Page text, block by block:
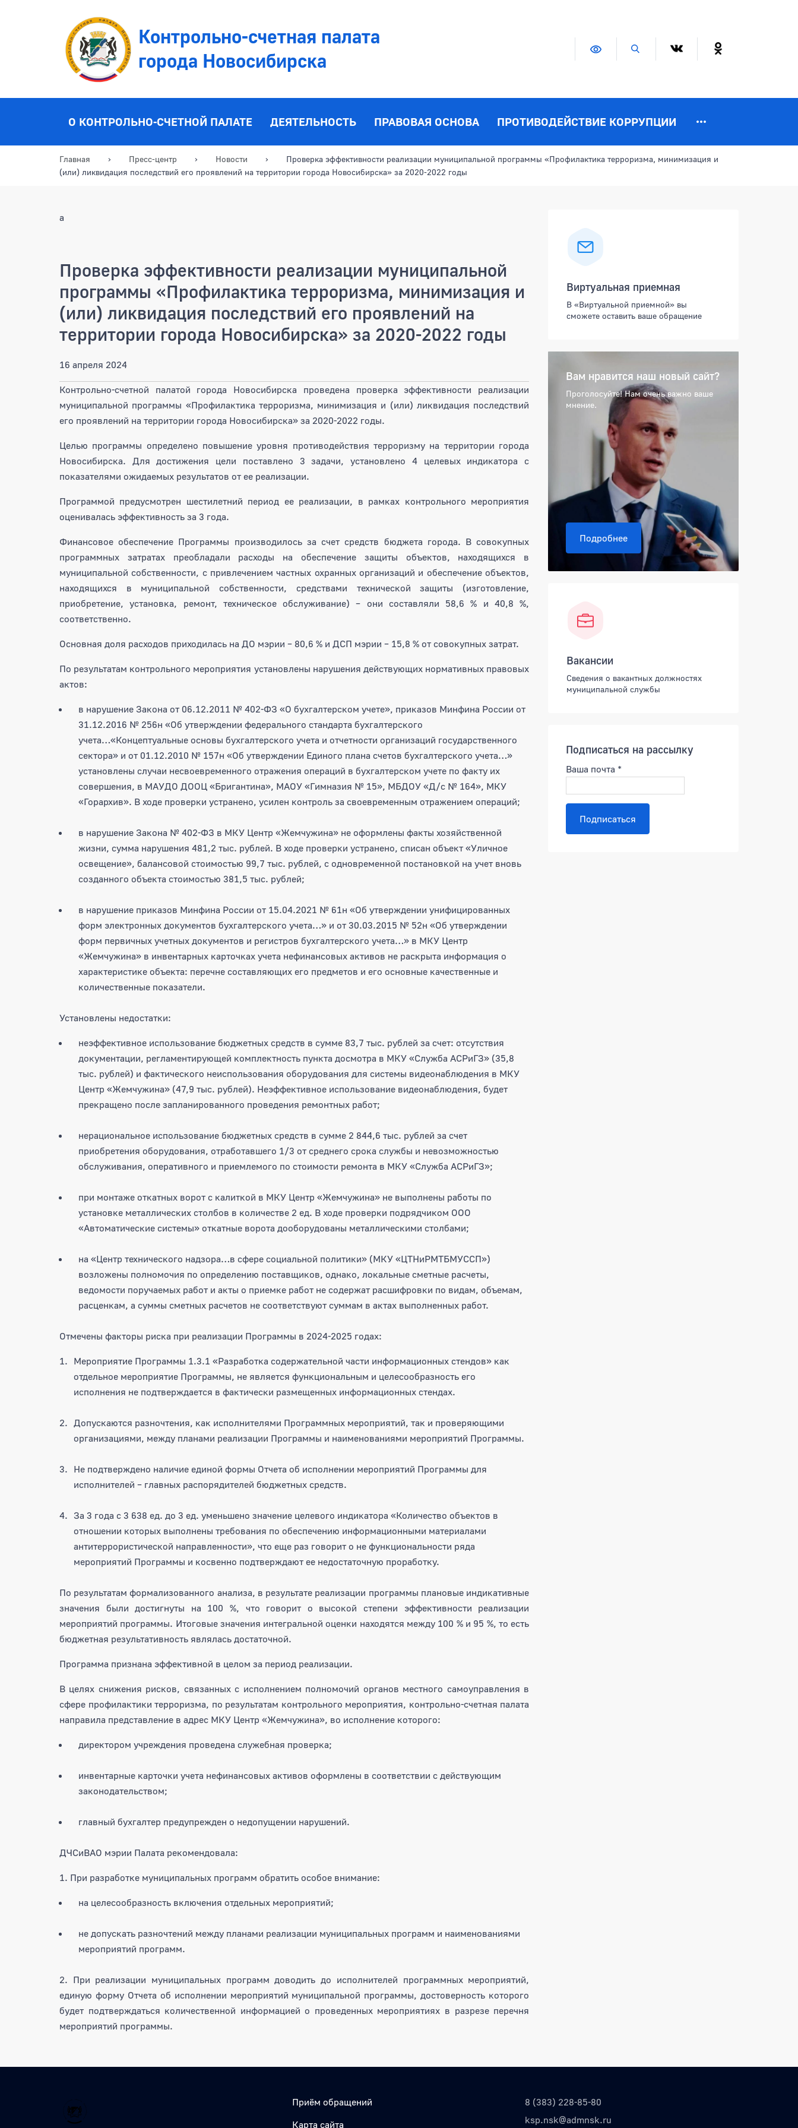
Контрольно-счетная палата
города Новосибирска
Версия для слабовидящих
Поиск по сайту
О КОНТРОЛЬНО-СЧЕТНОЙ ПАЛАТЕ ДЕЯТЕЛЬНОСТЬ ПРАВОВАЯ ОСНОВА ПРОТИВОДЕЙСТВИЕ КОРРУПЦИИ
Главная Пресс-центр Новости
Проверка эффективности реализации муниципальной программы «Профилактика терроризма, минимизация и
(или) ликвидация последствий его проявлений на территории города Новосибирска» за 2020-2022 годы
a
Проверка эффективности реализации муниципальной
программы «Профилактика терроризма, минимизация и
(или) ликвидация последствий его проявлений на
территории города Новосибирска» за 2020-2022 годы
16 апреля 2024
Контрольно-счетной палатой города Новосибирска проведена проверка эффективности реализации
муниципальной программы «Профилактика терроризма, минимизация и (или) ликвидация последствий
его проявлений на территории города Новосибирска» за 2020-2022 годы.
Целью программы определено повышение уровня противодействия терроризму на территории города
Новосибирска. Для достижения цели поставлено 3 задачи, установлено 4 целевых индикатора с
показателями ожидаемых результатов от ее реализации.
Программой предусмотрен шестилетний период ее реализации, в рамках контрольного мероприятия
оценивалась эффективность за 3 года.
Финансовое обеспечение Программы производилось за счет средств бюджета города. В совокупных
программных затратах преобладали расходы на обеспечение защиты объектов, находящихся в
муниципальной собственности, с привлечением частных охранных организаций и обеспечение объектов,
находящихся в муниципальной собственности, средствами технической защиты (изготовление,
приобретение, установка, ремонт, техническое обслуживание) – они составляли 58,6 % и 40,8 %,
соответственно.
Основная доля расходов приходилась на ДО мэрии – 80,6 % и ДСП мэрии – 15,8 % от совокупных затрат.
По результатам контрольного мероприятия установлены нарушения действующих нормативных правовых
актов:
в нарушение Закона от 06.12.2011 № 402-ФЗ «О бухгалтерском учете», приказов Минфина России от
31.12.2016 № 256н «Об утверждении федерального стандарта бухгалтерского
учета…«Концептуальные основы бухгалтерского учета и отчетности организаций государственного
сектора» и от 01.12.2010 № 157н «Об утверждении Единого плана счетов бухгалтерского учета…»
установлены случаи несвоевременного отражения операций в бухгалтерском учете по факту их
совершения, в МАУДО ДООЦ «Бригантина», МАОУ «Гимназия № 15», МБДОУ «Д/с № 164», МКУ
«Горархив». В ходе проверки устранено, усилен контроль за своевременным отражением операций;
в нарушение Закона № 402-ФЗ в МКУ Центр «Жемчужина» не оформлены факты хозяйственной
жизни, сумма нарушения 481,2 тыс. рублей. В ходе проверки устранено, списан объект «Уличное
освещение», балансовой стоимостью 99,7 тыс. рублей, с одновременной постановкой на учет вновь
созданного объекта стоимостью 381,5 тыс. рублей;
в нарушение приказов Минфина России от 15.04.2021 № 61н «Об утверждении унифицированных
форм электронных документов бухгалтерского учета…» и от 30.03.2015 № 52н «Об утверждении
форм первичных учетных документов и регистров бухгалтерского учета…» в МКУ Центр
«Жемчужина» в инвентарных карточках учета нефинансовых активов не раскрыта информация о
характеристике объекта: перечне составляющих его предметов и его основные качественные и
количественные показатели.
Установлены недостатки:
неэффективное использование бюджетных средств в сумме 83,7 тыс. рублей за счет: отсутствия
документации, регламентирующей комплектность пункта досмотра в МКУ «Служба АСРиГЗ» (35,8
тыс. рублей) и фактического неиспользования оборудования для системы видеонаблюдения в МКУ
Центр «Жемчужина» (47,9 тыс. рублей). Неэффективное использование видеонаблюдения, будет
прекращено после запланированного проведения ремонтных работ;
нерациональное использование бюджетных средств в сумме 2 844,6 тыс. рублей за счет
приобретения оборудования, отработавшего 1/3 от среднего срока службы и невозможностью
обслуживания, оперативного и приемлемого по стоимости ремонта в МКУ «Служба АСРиГЗ»;
при монтаже откатных ворот с калиткой в МКУ Центр «Жемчужина» не выполнены работы по
установке металлических столбов в количестве 2 ед. В ходе проверки подрядчиком ООО
«Автоматические системы» откатные ворота дооборудованы металлическими столбами;
на «Центр технического надзора…в сфере социальной политики» (МКУ «ЦТНиРМТБМУССП»)
возложены полномочия по определению поставщиков, однако, локальные сметные расчеты,
ведомости поручаемых работ и акты о приемке работ не содержат расшифровки по видам, объемам,
расценкам, а суммы сметных расчетов не соответствуют суммам в актах выполненных работ.
Отмечены факторы риска при реализации Программы в 2024-2025 годах:
Мероприятие Программы 1.3.1 «Разработка содержательной части информационных стендов» как
отдельное мероприятие Программы, не является функциональным и целесообразность его
исполнения не подтверждается в фактически размещенных информационных стендах.
Допускаются разночтения, как исполнителями Программных мероприятий, так и проверяющими
организациями, между планами реализации Программы и наименованиями мероприятий Программы.
Не подтверждено наличие единой формы Отчета об исполнении мероприятий Программы для
исполнителей – главных распорядителей бюджетных средств.
За 3 года с 3 638 ед. до 3 ед. уменьшено значение целевого индикатора «Количество объектов в
отношении которых выполнены требования по обеспечению информационными материалами
антитеррористической направленности», что еще раз говорит о не функциональности ряда
мероприятий Программы и косвенно подтверждают ее недостаточную проработку.
По результатам формализованного анализа, в результате реализации программы плановые индикативные
значения были достигнуты на 100 %, что говорит о высокой степени эффективности реализации
мероприятий программы. Итоговые значения интегральной оценки находятся между 100 % и 95 %, то есть
бюджетная результативность являлась достаточной.
Программа признана эффективной в целом за период реализации.
В целях снижения рисков, связанных с исполнением полномочий органов местного самоуправления в
сфере профилактики терроризма, по результатам контрольного мероприятия, контрольно-счетная палата
направила представление в адрес МКУ Центр «Жемчужина», во исполнение которого:
директором учреждения проведена служебная проверка;
инвентарные карточки учета нефинансовых активов оформлены в соответствии с действующим
законодательством;
главный бухгалтер предупрежден о недопущении нарушений.
ДЧСиВАО мэрии Палата рекомендовала:
1. При разработке муниципальных программ обратить особое внимание:
на целесообразность включения отдельных мероприятий;
не допускать разночтений между планами реализации муниципальных программ и наименованиями
мероприятий программ.
2. При реализации муниципальных программ доводить до исполнителей программных мероприятий,
единую форму Отчета об исполнении мероприятий муниципальной программы, достоверность которого
будет подтверждаться количественной информацией о проведенных мероприятиях в разрезе перечня
мероприятий программы.
Виртуальная приемная
В «Виртуальной приемной» вы
сможете оставить ваше обращение
Вам нравится наш новый сайт?
Проголосуйте! Нам очень важно ваше
мнение.
Подробнее
Вакансии
Сведения о вакантных должностях
муниципальной службы
Подписаться на рассылку
Ваша почта *
Подписаться
Приём обращений
Карта сайта
8 (383) 228-85-80
ksp.nsk@admnsk.ru